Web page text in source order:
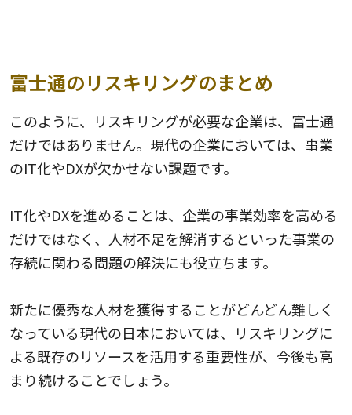
富士通のリスキリングのまとめ
このように、リスキリングが必要な企業は、富士通
だけではありません。現代の企業においては、事業
のIT化やDXが欠かせない課題です。
IT化やDXを進めることは、企業の事業効率を高める
だけではなく、人材不足を解消するといった事業の
存続に関わる問題の解決にも役立ちます。
新たに優秀な人材を獲得することがどんどん難しく
なっている現代の日本においては、リスキリングに
よる既存のリソースを活用する重要性が、今後も高
まり続けることでしょう。